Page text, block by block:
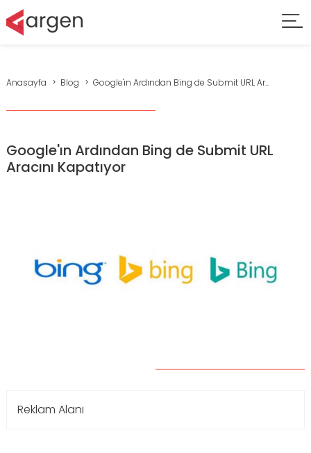
Anasayfa Blog Google'ın Ardından Bing de Submit URL Ar...
Google'ın Ardından Bing de Submit URL
Aracını Kapatıyor
Reklam Alanı